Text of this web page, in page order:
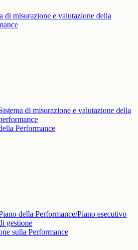
di misurazione e valutazione della
di misurazione e valutazione della
Performance
della Performance/Piano esecutivo
gestione
sulla Performance